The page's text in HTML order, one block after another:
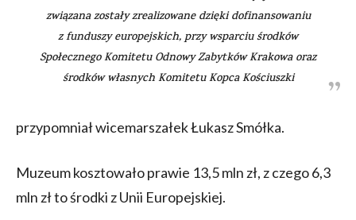
związana zostały zrealizowane dzięki dofinansowaniu
z funduszy europejskich, przy wsparciu środków
Społecznego Komitetu Odnowy Zabytków Krakowa oraz
środków własnych Komitetu Kopca Kościuszki
przypomniał wicemarszałek Łukasz Smółka.
Muzeum kosztowało prawie 13,5 mln zł, z czego 6,3
mln zł to środki z Unii Europejskiej.